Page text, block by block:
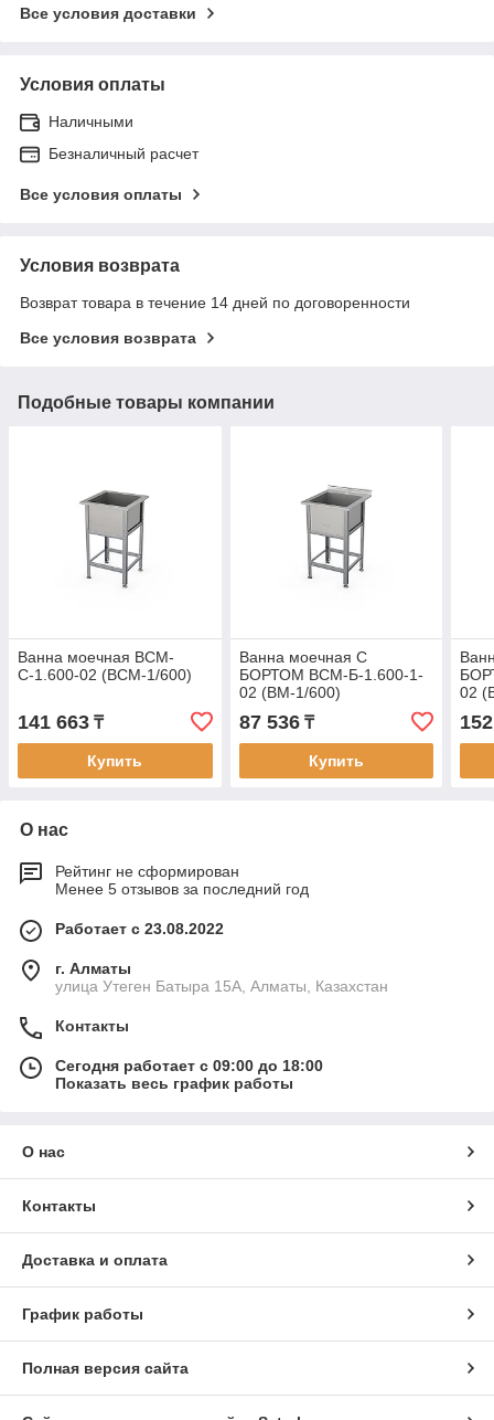
Все условия доставки
Условия оплаты
Наличными
Безналичный расчет
Все условия оплаты
Условия возврата
Возврат товара в течение 14 дней по договоренности
Все условия возврата
Подобные товары компании
Ванна моечная ВСМ-
С-1.600-02 (ВСМ-1/600)
141 663 ₸
Купить
Ванна моечная С
БОРТОМ ВСМ-Б-1.600-1-
02 (ВМ-1/600)
87 536₸
Купить
02
О нас
Рейтинг не сформирован
Менее 5 отзывов за последний год
Работает с 23.08.2022
г. Алматы
улица Утеген Батыра 15А, Алматы, Казахстан
Контакты
Сегодня работает с 09:00 до 18:00
Показать весь график работы
О нас
Контакты
Доставка и оплата
График работы
Полная версия сайта